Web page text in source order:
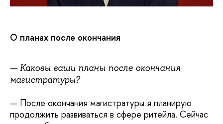
О планах после окончания
— Каковы ваши планы после окончания
магистратуры?
— После окончания магистратуры я планирую
продолжить развиваться в сфере ритейла. Сейчас